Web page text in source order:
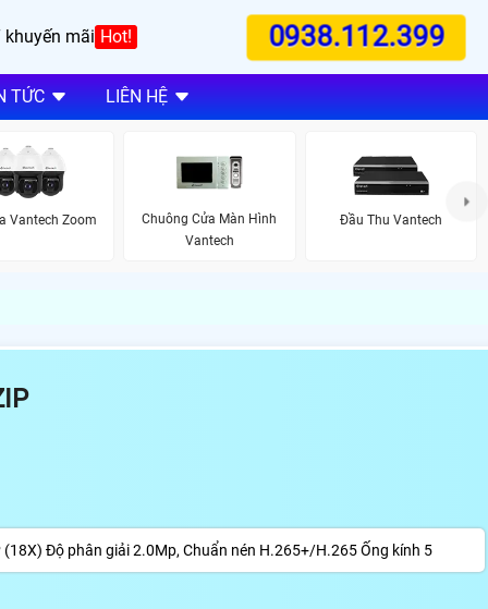
khuyến mãi Hot! 0938.112.399
TỨC LIÊN HỆ
Vantech Zoom
Chuông Cửa Màn Hình
Vantech
Đầu Thu Vantech
Độ phân giải 2.0Mp, Chuẩn nén H.265+/H.265 Ống kính 5